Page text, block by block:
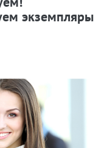
экземпляры